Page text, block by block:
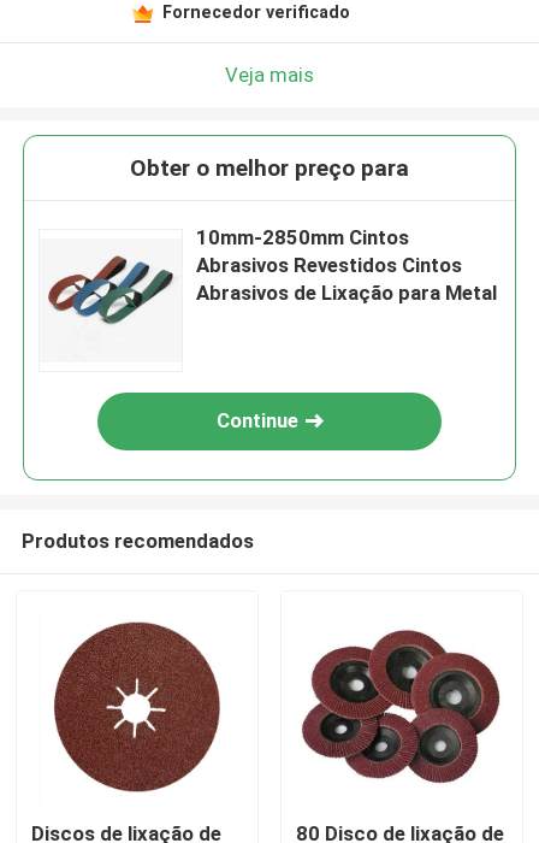
Fornecedor verificado
Veja mais
Obter o melhor preço para
10mm-2850mm Cintos
Abrasivos Revestidos Cintos
Abrasivos de Lixação para Metal
Continue
Produtos recomendados
Discos de lixação de
80 Disco de lixação de